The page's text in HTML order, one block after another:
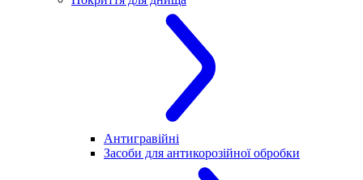
Антигравійні
Засоби для антикорозійної обробки